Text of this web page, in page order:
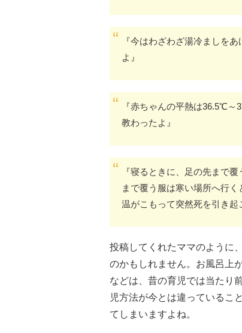
『今はわざわざ湯冷ましを
よ』
『赤ちゃんの平熱は36.5℃
教わったよ』
『寝るときに、足の先まで
まで覆う服は寒い場所へ行
温がこもって突然死を引き起
投稿してくれたママのように
のかもしれません。お風呂上
などは、昔の育児では当たり
児方法が今とは違っているこ
てしまいますよね。